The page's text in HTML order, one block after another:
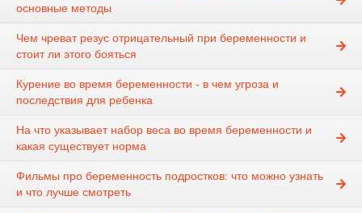
основные методы
Чем чреват резус отрицательный при беременности и
стоит ли этого бояться
Курение во время беременности - в чем угроза и
последствия для ребенка
На что указывает набор веса во время беременности и
какая существует норма
Фильмы про беременность подростков: что можно узнать
и что лучше смотреть